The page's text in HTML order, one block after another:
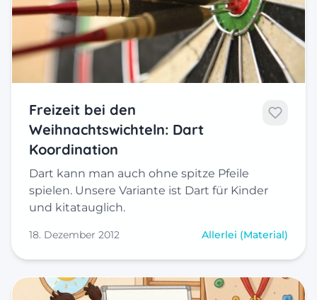
Freizeit bei den
Weihnachtswichteln: Dart
Koordination
Dart kann man auch ohne spitze Pfeile
spielen. Unsere Variante ist Dart für Kinder
und kitatauglich.
18. Dezember 2012 Allerlei (Material)